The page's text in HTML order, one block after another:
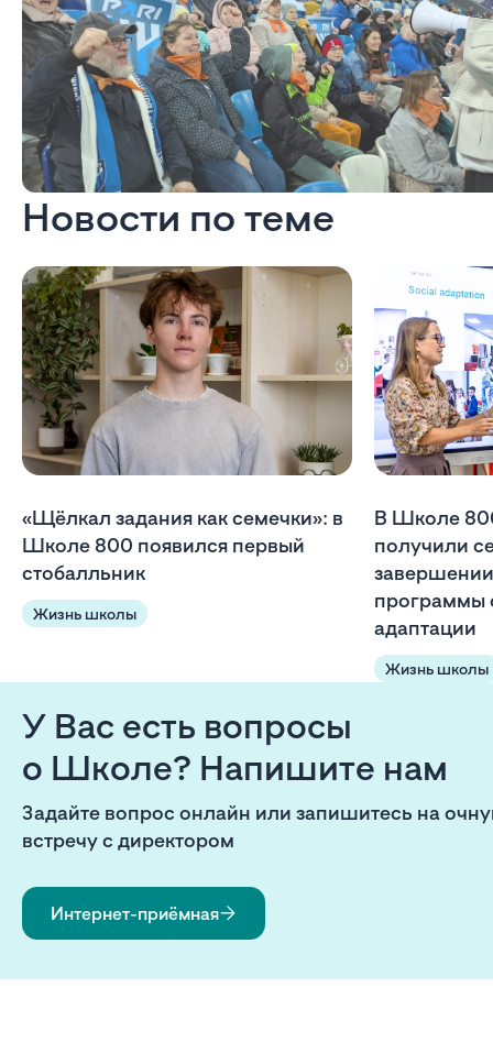
Новости по теме
«Щёлкал задания как семечки»: в
Школе 800 появился первый
стобалльник
Жизнь школы
В Школе
получили
программы
адаптации
Жизнь школы
У Вас есть вопросы
о Школе? Напишите нам
Задайте вопрос онлайн или запишитесь на
встречу с директором
Интернет-приёмная